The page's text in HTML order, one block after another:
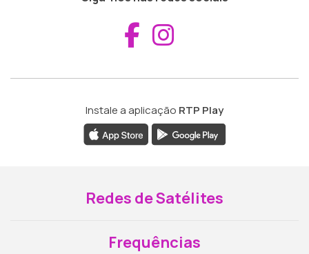
Aceder ao
Instale a aplicação RTP Play
Redes de Satélites
Frequências